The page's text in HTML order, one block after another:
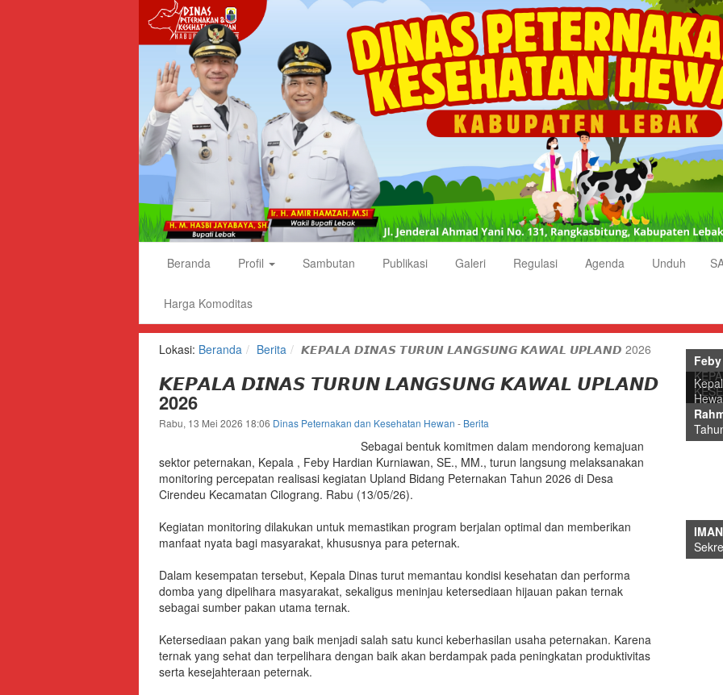
Dinas
dan
Kesehatan
Hewan
Kabupaten
Lebak
Situs
Dinas
Peternakan
dan
Kesehatan
Hewan
Kabupaten
Lebak
Beranda Profil Sambutan Publikasi Galeri Regulasi Agenda Unduh
Harga Komoditas
Lokasi: Beranda Berita 𝙆𝙀𝙋𝘼𝙇𝘼 𝘿𝙄𝙉𝘼𝙎 𝙏𝙐𝙍𝙐𝙉 𝙇𝘼𝙉𝙂𝙎𝙐𝙉𝙂 𝙆𝘼𝙒𝘼𝙇 𝙐𝙋𝙇𝘼𝙉𝘿 2026
𝙆𝙀𝙋𝘼𝙇𝘼 𝘿𝙄𝙉𝘼𝙎 𝙏𝙐𝙍𝙐𝙉 𝙇𝘼𝙉𝙂𝙎𝙐𝙉𝙂 𝙆𝘼𝙒𝘼𝙇 𝙐𝙋𝙇𝘼𝙉𝘿
2026
Rabu, 13 Mei 2026 18:06 Dinas Peternakan dan Kesehatan Hewan - Berita
Sebagai bentuk komitmen dalam mendorong kemajuan
sektor peternakan, Kepala , Feby Hardian Kurniawan, SE., MM., turun langsung melaksanakan
monitoring percepatan realisasi kegiatan Upland Bidang Peternakan Tahun 2026 di Desa
Cirendeu Kecamatan Cilograng. Rabu (13/05/26).
Kegiatan monitoring dilakukan untuk memastikan program berjalan optimal dan memberikan
manfaat nyata bagi masyarakat, khususnya para peternak.
Dalam kesempatan tersebut, Kepala Dinas turut memantau kondisi kesehatan dan performa
domba yang dipelihara masyarakat, sekaligus meninjau ketersediaan hijauan pakan ternak
sebagai sumber pakan utama ternak.
Ketersediaan pakan yang baik menjadi salah satu kunci keberhasilan usaha peternakan. Karena
ternak yang sehat dan terpelihara dengan baik akan berdampak pada peningkatan produktivitas
serta kesejahteraan peternak.
Plt.
Drs.
Plt.
Ir.
Ir.
drh.
ELI
drh.
drh.
YANI
Staff
Staff
Staff
ADI
Staff
Staff
Staff
SITI
Staff
Staff
IQIN
Staf
Staff
Staff